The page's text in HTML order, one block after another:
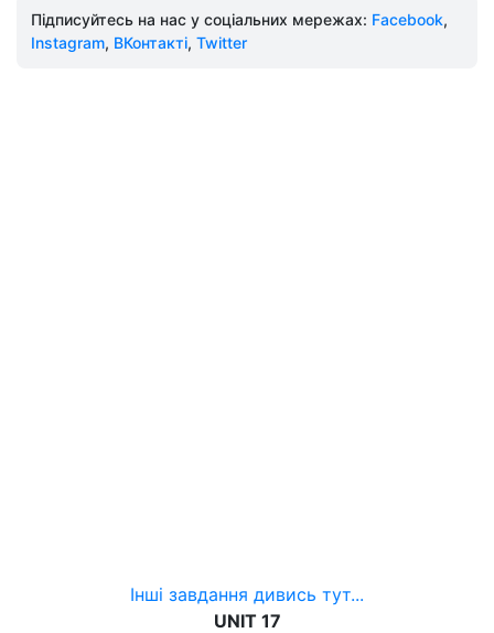
Підписуйтесь на нас у соціальних мережах: Facebook,
Instagram, ВКонтакті, Twitter
Інші завдання дивись тут...
UNIT 17